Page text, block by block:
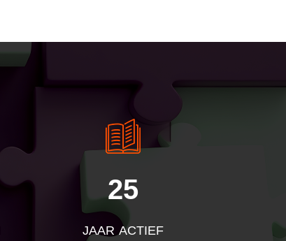
25
JAAR ACTIEF